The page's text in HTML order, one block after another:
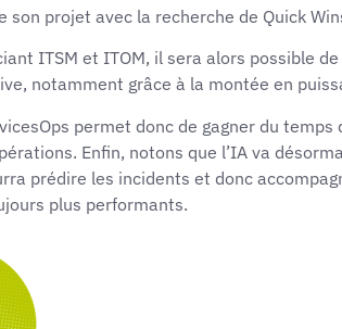
son projet avec la recherche de Quick
ITSM et ITOM, il sera alors possible
notamment grâce à la montée en
permet donc de gagner du
Enfin, notons que l’IA va
prédire les incidents et donc
plus performants.